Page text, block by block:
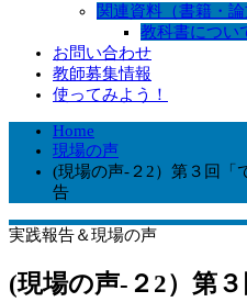
関連資料（書籍・論
教科書につい
お問い合わせ
教師募集情報
使ってみよう！
Home
現場の声
(現場の声‐２2）第３回「
告
実践報告＆現場の声
(現場の声‐２2）第